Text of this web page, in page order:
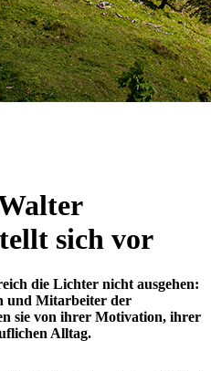
sich vor
die Lichter nicht ausgehen:
und Mitarbeiter der
sie von ihrer Motivation, ihrer
Alltag.